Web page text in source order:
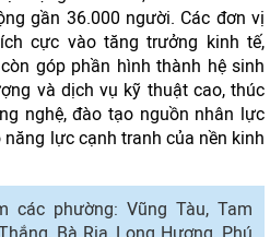
gần 36.000 người. Các đơn vị
cực vào tăng trưởng kinh tế,
góp phần hình thành hệ sinh
và dịch vụ kỹ thuật cao, thúc
nghệ, đào tạo nguồn nhân lực
lực cạnh tranh của nền kinh
phường: Vũng Tàu, Tam